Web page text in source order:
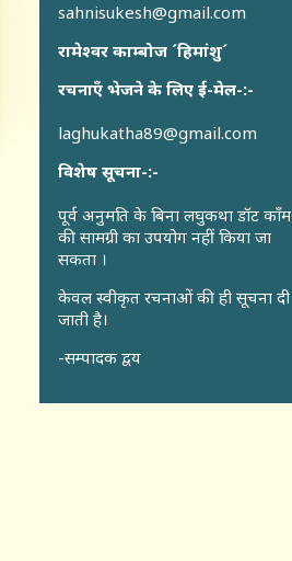
sahnisukesh@gmail.com
रामेश्वर काम्बोज ´हिमांशु´
रचनाएँ भेजने के लिए ई-मेल-:-
laghukatha89@gmail.com
विशेष सूचना-:-
पूर्व अनुमति के बिना लघुकथा डॉट कॉंम
की सामग्री का उपयोग नहीं किया जा
सकता ।
केवल स्वीकृत रचनाओं की ही सूचना दी
जाती है।
-सम्पादक द्वय